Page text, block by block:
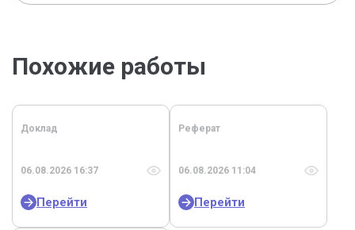
Похожие работы
Доклад
06.08.2026 16:37
Перейти
Реферат
06.08.2026 11:04
Перейти